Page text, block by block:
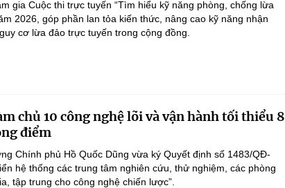
gia Cuộc thi trực tuyến “Tìm hiểu kỹ năng phòng, chống lừa
2026, góp phần lan tỏa kiến thức, nâng cao kỹ năng nhận
cơ lừa đảo trực tuyến trong cộng đồng.
chủ 10 công nghệ lõi và vận hành tối thiểu 8
điểm
Chính phủ Hồ Quốc Dũng vừa ký Quyết định số 1483/QĐ-
hệ thống các trung tâm nghiên cứu, thử nghiệm, các phòng
tập trung cho công nghệ chiến lược”.